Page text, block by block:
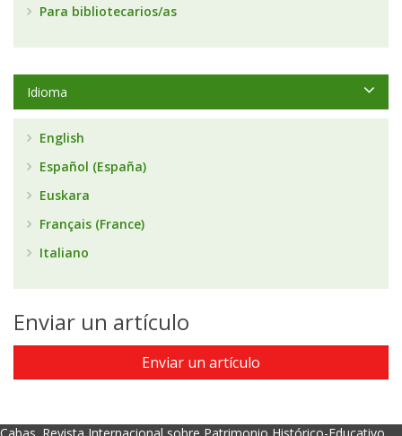
Para bibliotecarios/as
Idioma
English
Español (España)
Euskara
Français (France)
Italiano
Enviar un artículo
Enviar un artículo